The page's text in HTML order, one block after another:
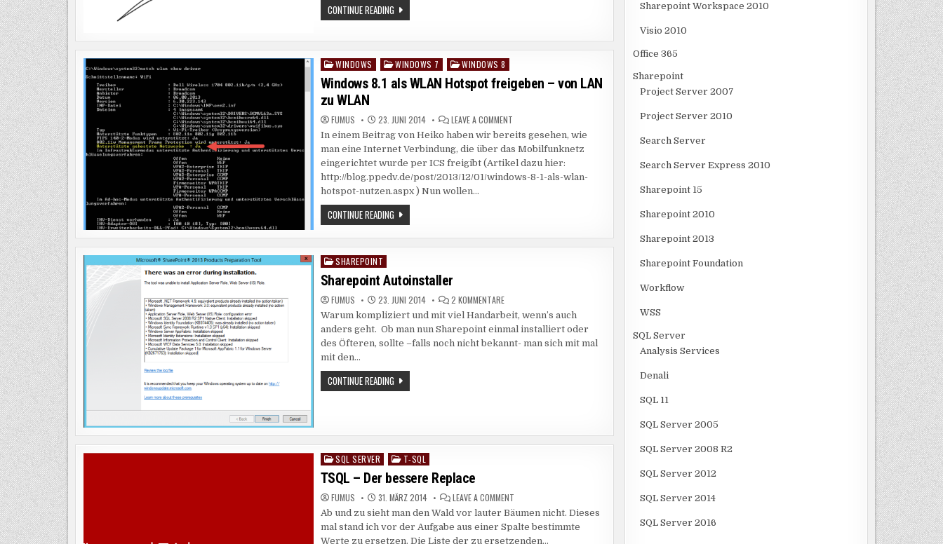
CONTINUE READINGVERWANDTSCHAFTSSUCHE
–
SEMANTISCHE
SUCHE
Posted
in
WINDOWS WINDOWS 7 WINDOWS 8
Windows 8.1 als WLAN Hotspot freigeben – von LAN
zu WLAN
FUMUS 23. JUNI 2014 LEAVE A COMMENTON
8.1
ALS
WLAN
HOTSPOT
FREIGEBEN
–
In einem Beitrag von Heiko haben wir bereits gesehen, wie
man eine Internet Verbindung, die über das Mobilfunknetz
eingerichtet wurde per ICS freigibt (Artikel dazu hier:
http://blog.ppedv.de/post/2013/12/01/windows-8-1-als-wlan-
hotspot-nutzen.aspx ) Nun wollen…
CONTINUE READINGWINDOWS
8.1
WLAN
HOTSPOT
VON
LAN
ZU
WLAN
Posted
in
SHAREPOINT
Sharepoint Autoinstaller
FUMUS 23. JUNI 2014 2 KOMMENTAREZU
SHAREPOINT
AUTOINSTALLER
Warum kompliziert und mit viel Handarbeit, wenn’s auch
anders geht. Ob man nun Sharepoint einmal installiert oder
des Öfteren, sollte –falls noch nicht bekannt- man sich mit mal
mit den…
CONTINUE READINGSHAREPOINT
AUTOINSTALLER
Posted
in
SQL SERVER T-SQL
TSQL – Der bessere Replace
FUMUS 31. MÄRZ 2014 LEAVE A COMMENTON
–
DER
BESSERE
REPLACE
Ab und zu sieht man den Wald vor lauter Bäumen nicht. Dieses
mal stand ich vor der Aufgabe aus einer Spalte bestimmte
Werte zu ersetzen. Die Liste der zu ersetzenden…
Sharepoint Workspace 2010
Visio 2010
Office 365
Sharepoint
Project Server 2007
Project Server 2010
Search Server
Search Server Express 2010
Sharepoint 15
Sharepoint 2010
Sharepoint 2013
Sharepoint Foundation
Workflow
WSS
SQL Server
Analysis Services
Denali
SQL 11
SQL Server 2005
SQL Server 2008 R2
SQL Server 2012
SQL Server 2014
SQL Server 2016